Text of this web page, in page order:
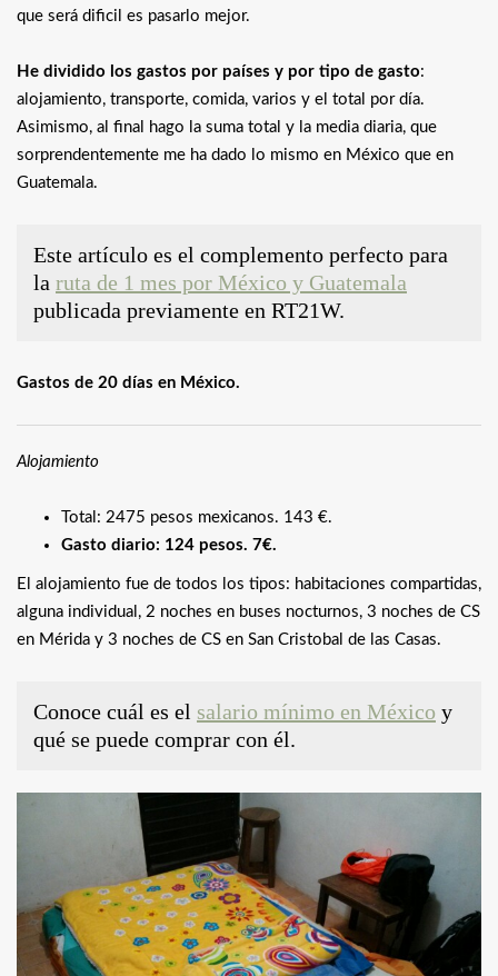
que será dificil es pasarlo mejor.
He dividido los gastos por países y por tipo de gasto:
alojamiento, transporte, comida, varios y el total por día.
Asimismo, al final hago la suma total y la media diaria, que
sorprendentemente me ha dado lo mismo en México que en
Guatemala.
Este artículo es el complemento perfecto para
la ruta de 1 mes por México y Guatemala
publicada previamente en RT21W.
Gastos de 20 días en México.
Alojamiento
Total: 2475 pesos mexicanos. 143 €.
Gasto diario: 124 pesos. 7€.
El alojamiento fue de todos los tipos: habitaciones compartidas,
alguna individual, 2 noches en buses nocturnos, 3 noches de CS
en Mérida y 3 noches de CS en San Cristobal de las Casas.
Conoce cuál es el salario mínimo en México y
qué se puede comprar con él.